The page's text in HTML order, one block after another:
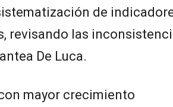
de
revisando las
De Luca.
mayor crecimiento